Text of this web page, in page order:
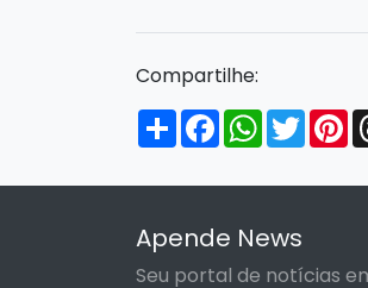
Compartilhe:
Compartilhar
FacebookWhatsApp
Apende News
Seu portal de notícias